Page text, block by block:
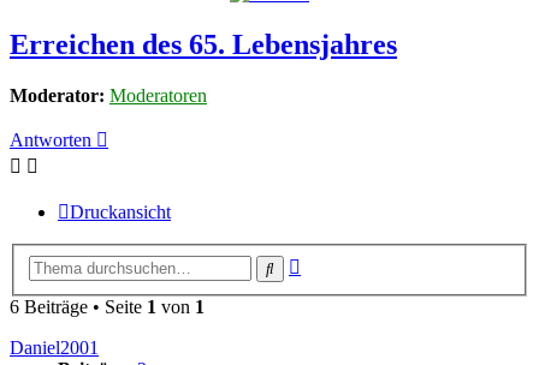
Erreichen des 65. Lebensjahres
Moderator: Moderatoren
Antworten
Druckansicht
Suche
6 Beiträge • Seite 1 von 1
Daniel2001